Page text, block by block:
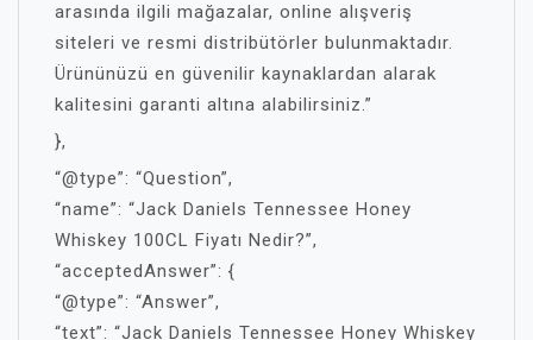
arasında ilgili mağazalar, online alışveriş
siteleri ve resmi distribütörler bulunmaktadır.
Ürününüzü en güvenilir kaynaklardan alarak
kalitesini garanti altına alabilirsiniz.”
},
“@type”: “Question”,
“name”: “Jack Daniels Tennessee Honey
Whiskey 100CL Fiyatı Nedir?”,
“acceptedAnswer”: {
“@type”: “Answer”,
“text”: “Jack Daniels Tennessee Honey Whiskey